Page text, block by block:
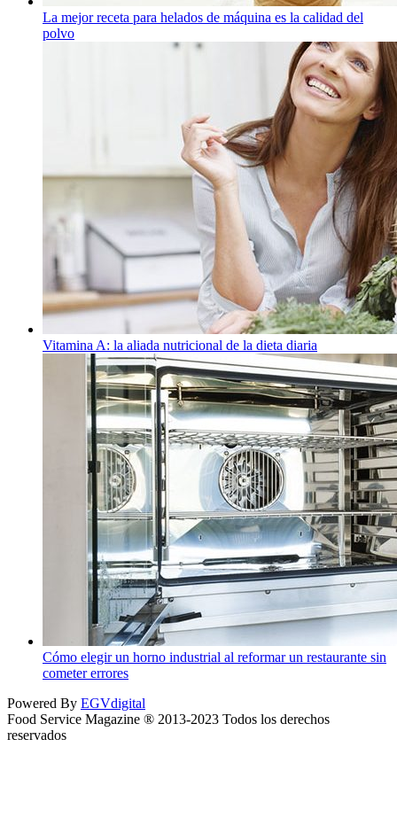
La mejor receta para helados de máquina es la calidad del
polvo
Vitamina A: la aliada nutricional de la dieta diaria
Cómo elegir un horno industrial al reformar un restaurante sin
cometer errores
Powered By EGVdigital
Food Service Magazine ® 2013-2023 Todos los derechos
reservados